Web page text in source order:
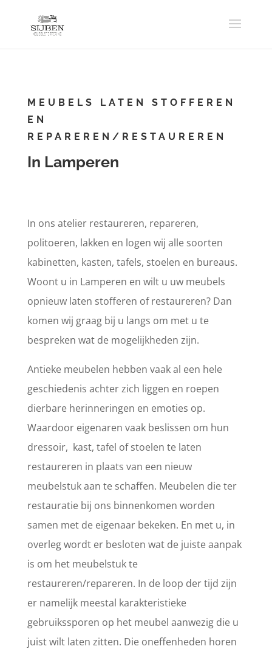
MEUBELS LATEN STOFFEREN
EN
REPAREREN/RESTAUREREN
In Lamperen
In ons atelier restaureren, repareren,
politoeren, lakken en logen wij alle soorten
kabinetten, kasten, tafels, stoelen en bureaus.
Woont u in Lamperen en wilt u uw meubels
opnieuw laten stofferen of restaureren? Dan
komen wij graag bij u langs om met u te
bespreken wat de mogelijkheden zijn.
Antieke meubelen hebben vaak al een hele
geschiedenis achter zich liggen en roepen
dierbare herinneringen en emoties op.
Waardoor eigenaren vaak beslissen om hun
dressoir, kast, tafel of stoelen te laten
restaureren in plaats van een nieuw
meubelstuk aan te schaffen. Meubelen die ter
restauratie bij ons binnenkomen worden
samen met de eigenaar bekeken. En met u, in
overleg wordt er besloten wat de juiste aanpak
is om het meubelstuk te
restaureren/repareren. In de loop der tijd zijn
er namelijk meestal karakteristieke
gebruikssporen op het meubel aanwezig die u
juist wilt laten zitten. Die oneffenheden horen